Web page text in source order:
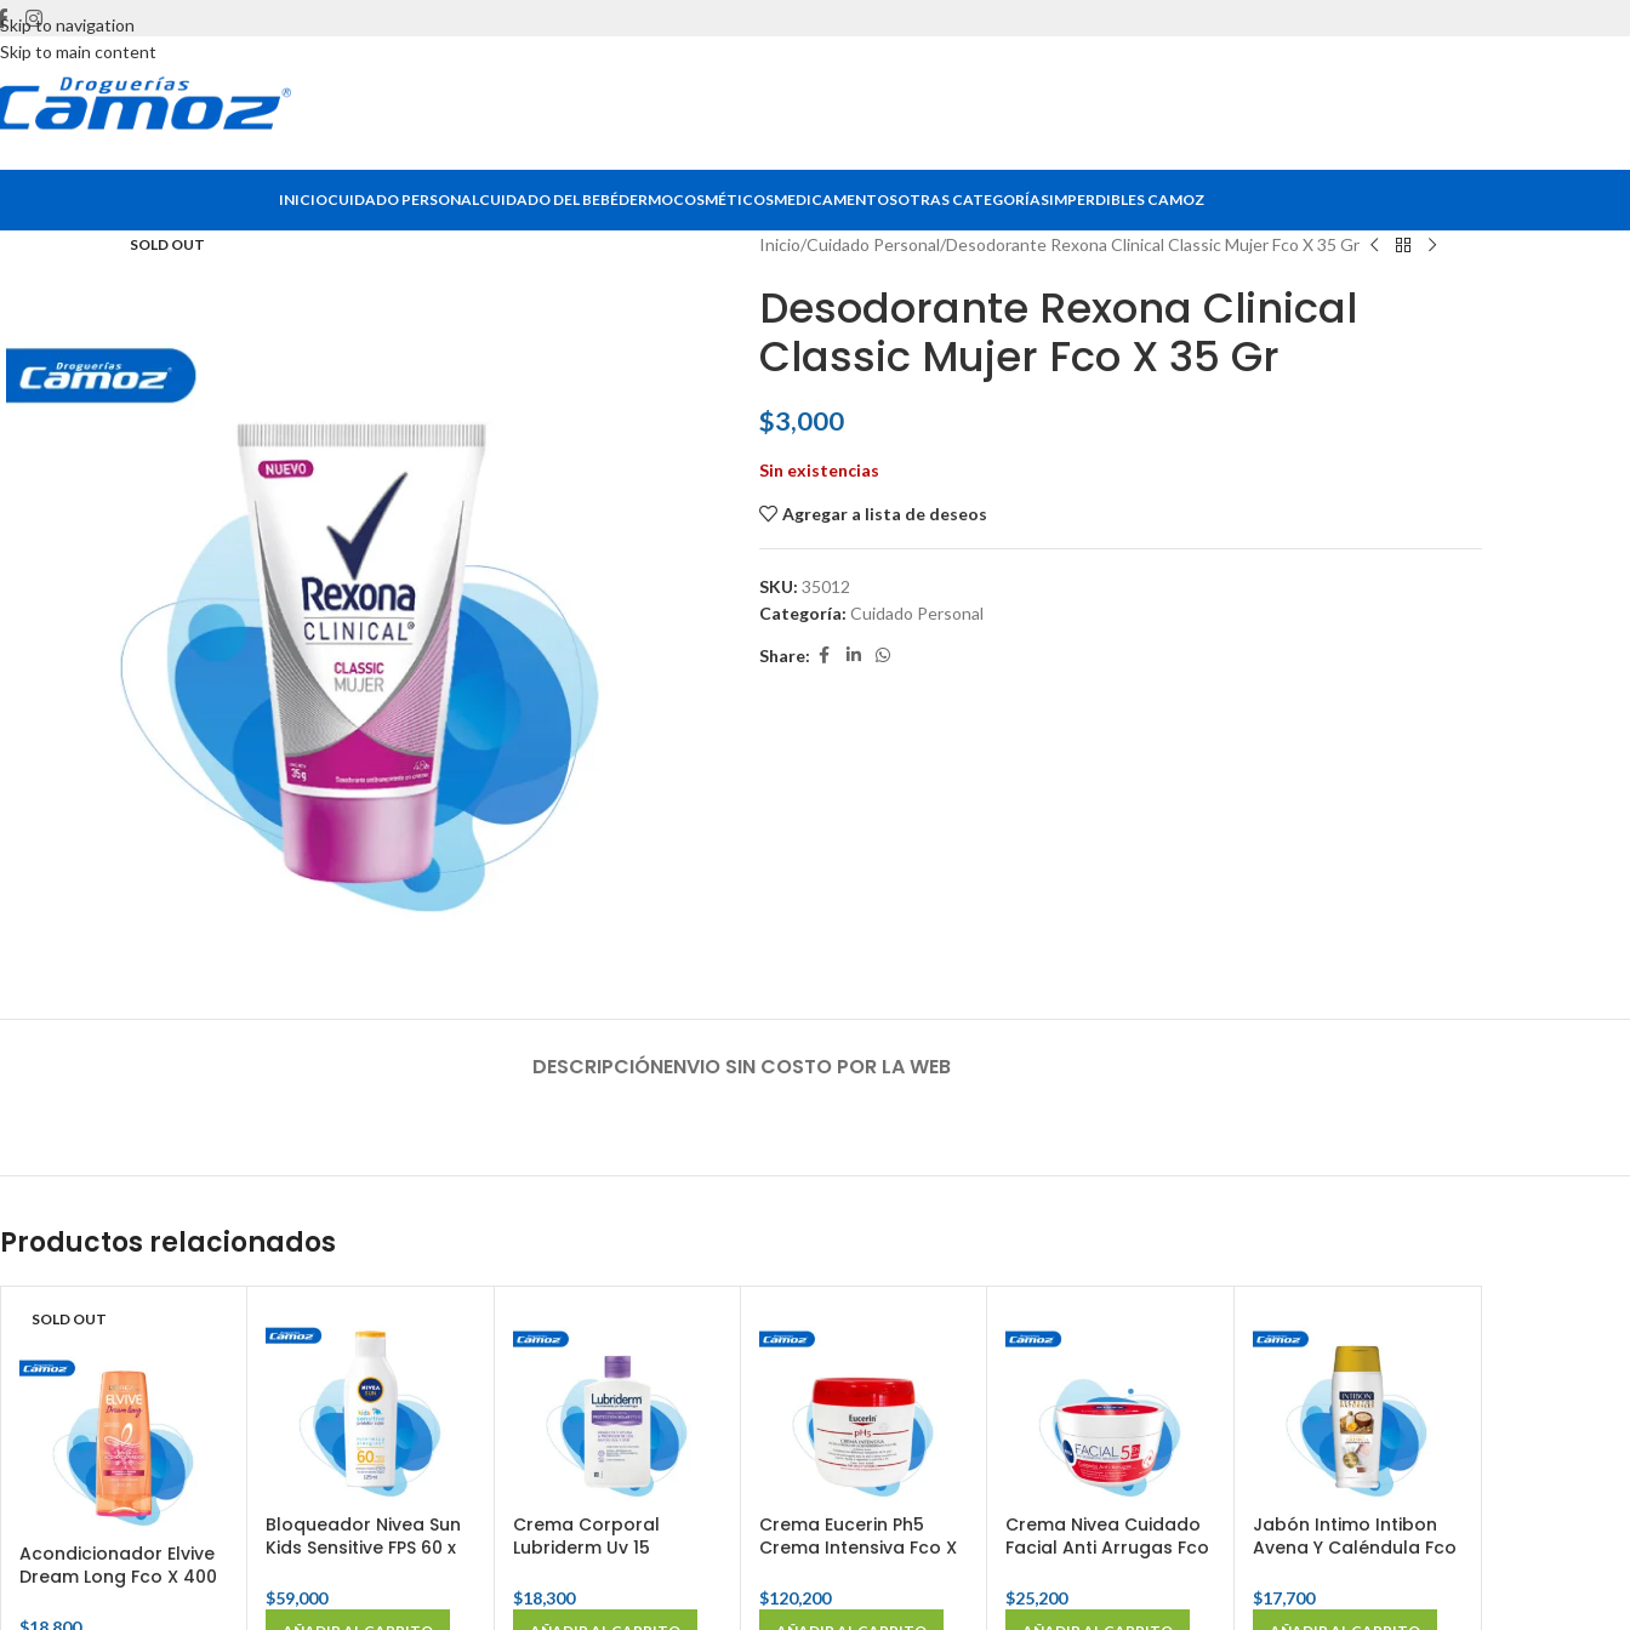
Skip to navigation
Skip to main content
INICIOCUIDADO PERSONALCUIDADO DEL BEBÉDERMOCOSMÉTICOSMEDICAMENTOSOTRAS CATEGORÍASIMPERDIBLES CAMOZ
SOLD OUT Inicio Cuidado Personal Desodorante Rexona Clinical Classic Mujer Fco X 35 Gr
Desodorante Rexona Clinical
Classic Mujer Fco X 35 Gr
$3,000
Sin existencias
Agregar a lista de deseos
SKU: 35012
Categoría: Cuidado Personal
Share:
DESCRIPCIÓNENVIO SIN COSTO POR LA WEB
Productos relacionados
SOLD OUT
Acondicionador Elvive
Dream Long Fco X 400
Bloqueador Nivea Sun
Kids Sensitive FPS 60 x
$59,000
Crema Corporal
Lubriderm Uv 15
120 Ml
$18,300
Crema Eucerin Ph5
Crema Intensiva Fco X
$120,200
Crema Nivea Cuidado
Facial Anti Arrugas Fco
$25,200
Jabón Intimo Intibon
Avena Y Caléndula Fco
$17,700